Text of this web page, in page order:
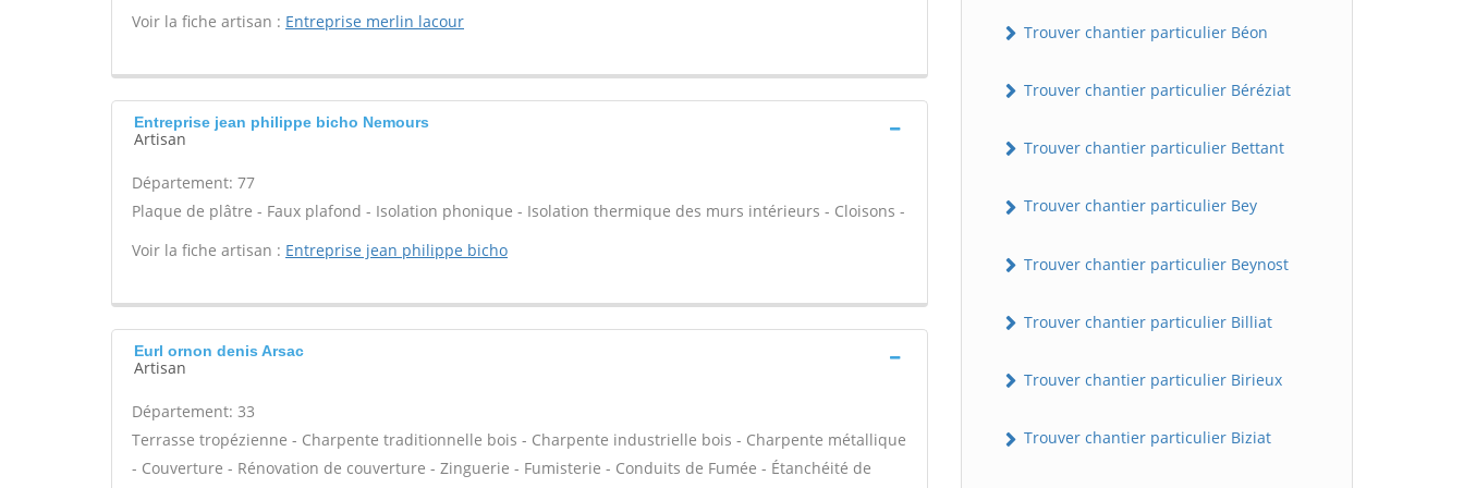
Voir la fiche artisan : Entreprise merlin lacour
Entreprise jean philippe bicho Nemours
Artisan
Département: 77
Plaque de plâtre - Faux plafond - Isolation phonique - Isolation thermique des murs intérieurs - Cloisons -
Voir la fiche artisan : Entreprise jean philippe bicho
Eurl ornon denis Arsac
Artisan
Département: 33
Terrasse tropézienne - Charpente traditionnelle bois - Charpente industrielle bois - Charpente métallique
- Couverture - Rénovation de couverture - Zinguerie - Fumisterie - Conduits de Fumée - Étanchéité de
Trouver chantier particulier Béon
Trouver chantier particulier Béréziat
Trouver chantier particulier Bettant
Trouver chantier particulier Bey
Trouver chantier particulier Beynost
Trouver chantier particulier Billiat
Trouver chantier particulier Birieux
Trouver chantier particulier Biziat